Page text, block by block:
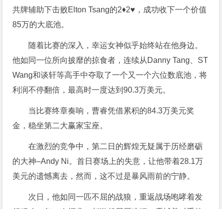
共牌辅助下击败Elton Tsang的2♦2♥，成功收下一个价值
85万的大底池。
随着比赛的深入，幸运女神似乎始终站在他身边。
他如同一位所向披靡的掠食者，连续从Danny Tang、ST
Wang和谈轩等高手中夺取了一个又一个六位数底池，将
利润不停翻倍，最高时一度达到90.3万美元。
当比赛终章奏响，曹睿凭借累积的84.3万美元奖
金，稳坐第二大赢家宝座。
在激烈的竞争中，第二日的辉煌无疑属于历经磨砺
的大神–Andy Ni。首日赛场上的失意，让他带着28.1万
美元的遗憾离去，然而，这不过是暴风雨前的宁静。
次日，他如同一匹不屈的战狼，重返战场咆哮着发